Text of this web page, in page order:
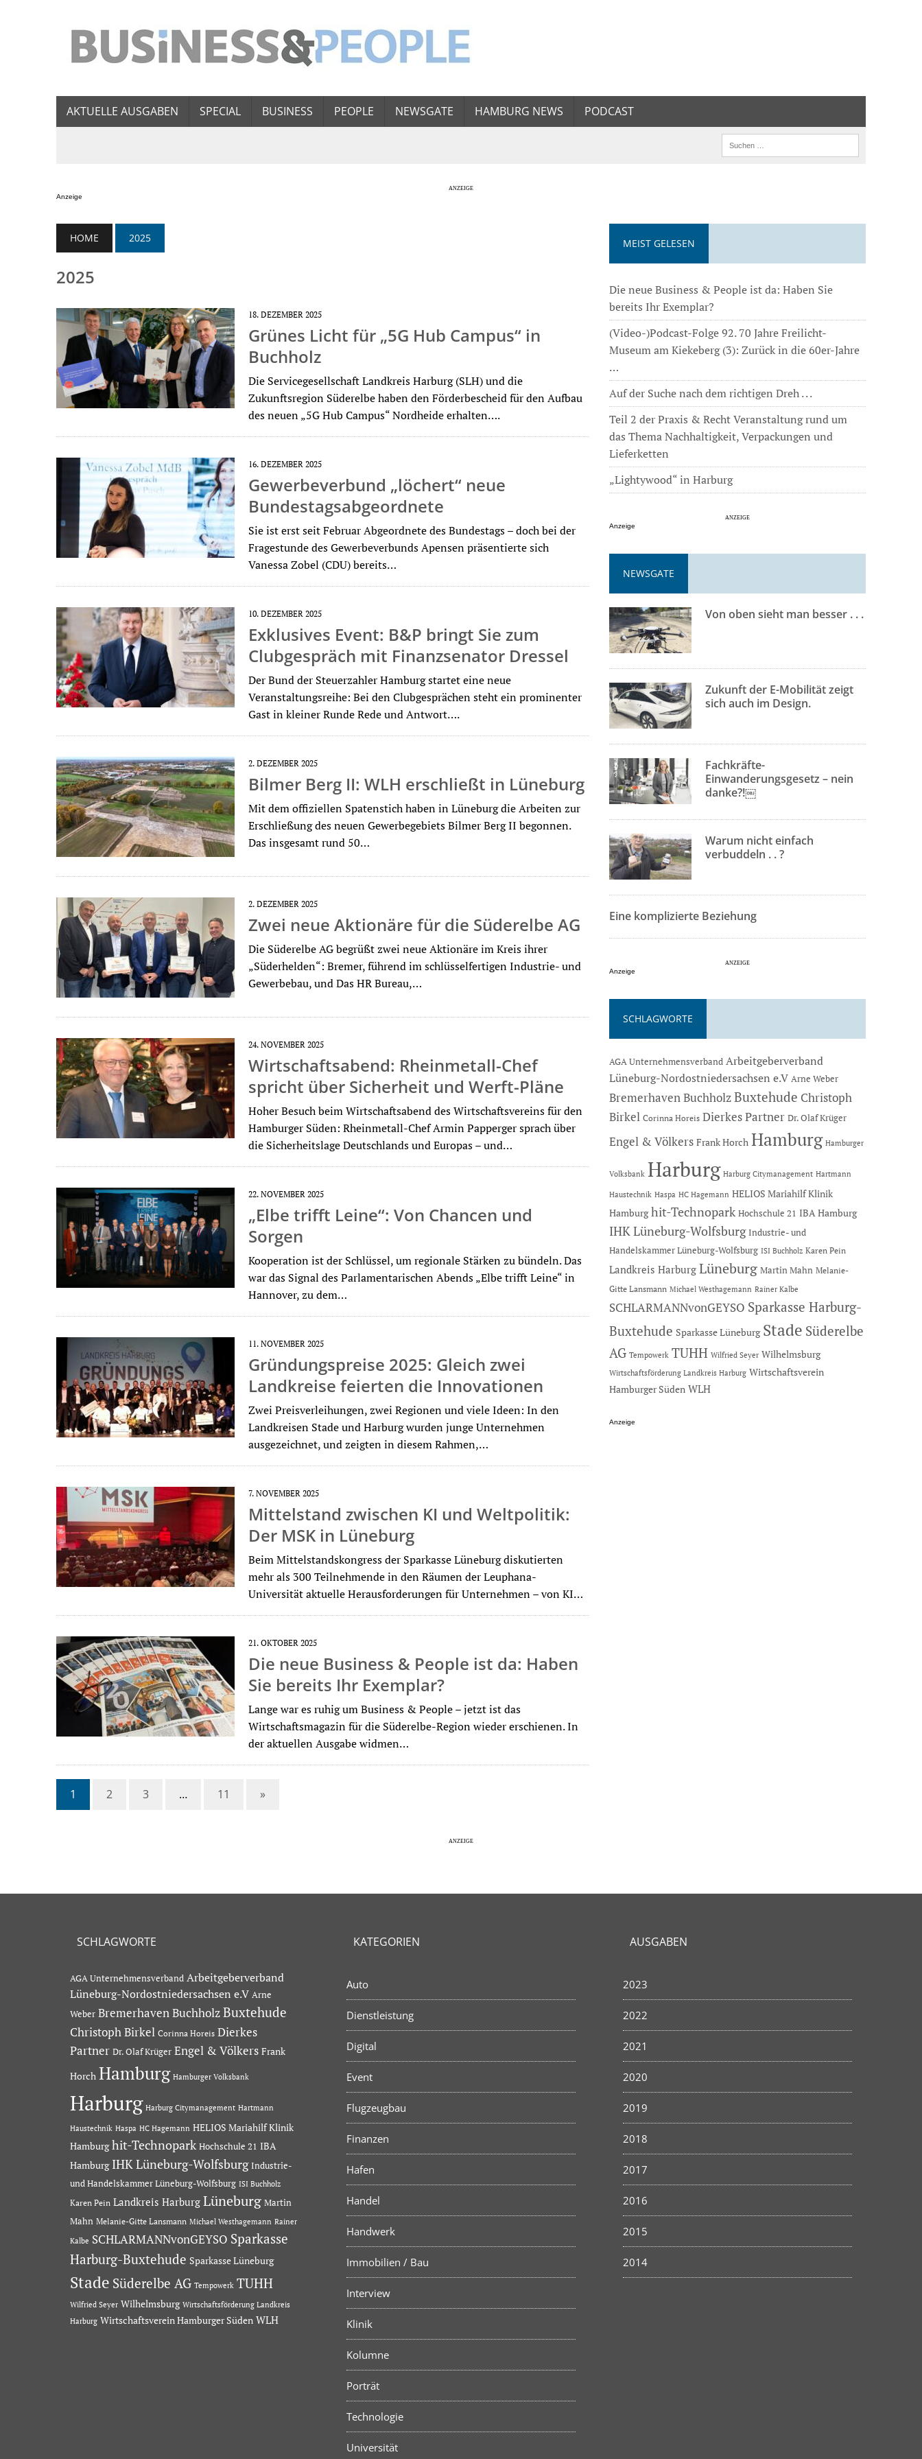
AKTUELLE AUSGABEN SPECIAL BUSINESS PEOPLE NEWSGATE HAMBURG NEWS PODCAST
Anzeige
HOME 2025
2025
18. DEZEMBER 2025
Grünes Licht für „5G Hub Campus“ in
Buchholz
Die Servicegesellschaft Landkreis Harburg (SLH) und die
Zukunftsregion Süderelbe haben den Förderbescheid für den Aufbau
des neuen „5G Hub Campus“ Nordheide erhalten….
16. DEZEMBER 2025
Gewerbeverbund „löchert“ neue
Bundestagsabgeordnete
Sie ist erst seit Februar Abgeordnete des Bundestags – doch bei der
Fragestunde des Gewerbeverbunds Apensen präsentierte sich
Vanessa Zobel (CDU) bereits…
10. DEZEMBER 2025
Exklusives Event: B&P bringt Sie zum
Clubgespräch mit Finanzsenator Dressel
Der Bund der Steuerzahler Hamburg startet eine neue
Veranstaltungsreihe: Bei den Clubgesprächen steht ein prominenter
Gast in kleiner Runde Rede und Antwort….
2. DEZEMBER 2025
Bilmer Berg II: WLH erschließt in Lüneburg
Mit dem offiziellen Spatenstich haben in Lüneburg die Arbeiten zur
Erschließung des neuen Gewerbegebiets Bilmer Berg II begonnen.
Das insgesamt rund 50…
2. DEZEMBER 2025
Zwei neue Aktionäre für die Süderelbe AG
Die Süderelbe AG begrüßt zwei neue Aktionäre im Kreis ihrer
„Süderhelden“: Bremer, führend im schlüsselfertigen Industrie- und
Gewerbebau, und Das HR Bureau,…
24. NOVEMBER 2025
Wirtschaftsabend: Rheinmetall-Chef
spricht über Sicherheit und Werft-Pläne
Hoher Besuch beim Wirtschaftsabend des Wirtschaftsvereins für den
Hamburger Süden: Rheinmetall-Chef Armin Papperger sprach über
die Sicherheitslage Deutschlands und Europas – und…
22. NOVEMBER 2025
„Elbe trifft Leine“: Von Chancen und
Sorgen
Kooperation ist der Schlüssel, um regionale Stärken zu bündeln. Das
war das Signal des Parlamentarischen Abends „Elbe trifft Leine“ in
Hannover, zu dem…
11. NOVEMBER 2025
Gründungspreise 2025: Gleich zwei
Landkreise feierten die Innovationen
Zwei Preisverleihungen, zwei Regionen und viele Ideen: In den
Landkreisen Stade und Harburg wurden junge Unternehmen
ausgezeichnet, und zeigten in diesem Rahmen,…
7. NOVEMBER 2025
Mittelstand zwischen KI und Weltpolitik:
Der MSK in Lüneburg
Beim Mittelstandskongress der Sparkasse Lüneburg diskutierten
mehr als 300 Teilnehmende in den Räumen der Leuphana-
Universität aktuelle Herausforderungen für Unternehmen – von KI…
21. OKTOBER 2025
Die neue Business & People ist da: Haben
Sie bereits Ihr Exemplar?
Lange war es ruhig um Business & People – jetzt ist das
Wirtschaftsmagazin für die Süderelbe-Region wieder erschienen. In
der aktuellen Ausgabe widmen…
1 2 3 … 11 »
MEIST GELESEN
Die neue Business & People ist da: Haben Sie
bereits Ihr Exemplar?
(Video-)Podcast-Folge 92. 70 Jahre Freilicht-
Museum am Kiekeberg (3): Zurück in die 60er-Jahre
…
Auf der Suche nach dem richtigen Dreh . . .
Teil 2 der Praxis & Recht Veranstaltung rund um
das Thema Nachhaltigkeit, Verpackungen und
Lieferketten
„Lightywood“ in Harburg
Anzeige
NEWSGATE
Von oben sieht man besser . . .
Zukunft der E-Mobilität zeigt
sich auch im Design.
Fachkräfte-
Einwanderungsgesetz – nein
danke?!￼
Warum nicht einfach
verbuddeln . . ?
Eine komplizierte Beziehung
Anzeige
SCHLAGWORTE
AGA Unternehmensverband Arbeitgeberverband
Lüneburg-Nordostniedersachsen e.V Arne Weber
BremerhavenBuchholzBuxtehude Christoph
Birkel Corinna Horeis Dierkes Partner Dr. Olaf Krüger
Engel & Völkers Frank Horch Hamburg Hamburger
Volksbank Harburg Harburg Citymanagement Hartmann
Haustechnik Haspa HC Hagemann HELIOS Mariahilf Klinik
Hamburg hit-Technopark Hochschule 21 IBA Hamburg
IHK Lüneburg-Wolfsburg Industrie- und
Handelskammer Lüneburg-Wolfsburg ISI Buchholz Karen Pein
Landkreis Harburg Lüneburg Martin Mahn Melanie-
Gitte Lansmann Michael Westhagemann Rainer Kalbe
SCHLARMANNvonGEYSO Sparkasse Harburg-
Buxtehude Sparkasse Lüneburg Stade Süderelbe
AG Tempowerk TUHH Wilfried Seyer Wilhelmsburg
Wirtschaftsförderung Landkreis Harburg Wirtschaftsverein
Hamburger Süden WLH
Anzeige
SCHLAGWORTE
AGA Unternehmensverband Arbeitgeberverband
Lüneburg-Nordostniedersachsen e.V Arne
Weber BremerhavenBuchholzBuxtehude
Christoph Birkel Corinna Horeis Dierkes
Partner Dr. Olaf Krüger Engel & Völkers Frank
Horch Hamburg Hamburger Volksbank
Harburg Harburg Citymanagement Hartmann
Haustechnik Haspa HC Hagemann HELIOS Mariahilf Klinik
Hamburg hit-Technopark Hochschule 21 IBA
Hamburg IHK Lüneburg-Wolfsburg Industrie-
und Handelskammer Lüneburg-Wolfsburg ISI Buchholz
Karen Pein Landkreis Harburg Lüneburg Martin
Mahn Melanie-Gitte Lansmann Michael Westhagemann Rainer
Kalbe SCHLARMANNvonGEYSO Sparkasse
Harburg-Buxtehude Sparkasse Lüneburg
Stade Süderelbe AG Tempowerk TUHH
Wilfried Seyer Wilhelmsburg Wirtschaftsförderung Landkreis
Harburg Wirtschaftsverein Hamburger Süden WLH
KATEGORIEN
Auto
Dienstleistung
Digital
Event
Flugzeugbau
Finanzen
Hafen
Handel
Handwerk
Immobilien / Bau
Interview
Klinik
Kolumne
Porträt
Technologie
Universität
AUSGABEN
2023
2022
2021
2020
2019
2018
2017
2016
2015
2014